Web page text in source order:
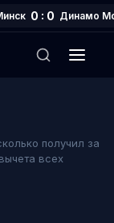
0 : 0 Динамо
получил за
всех